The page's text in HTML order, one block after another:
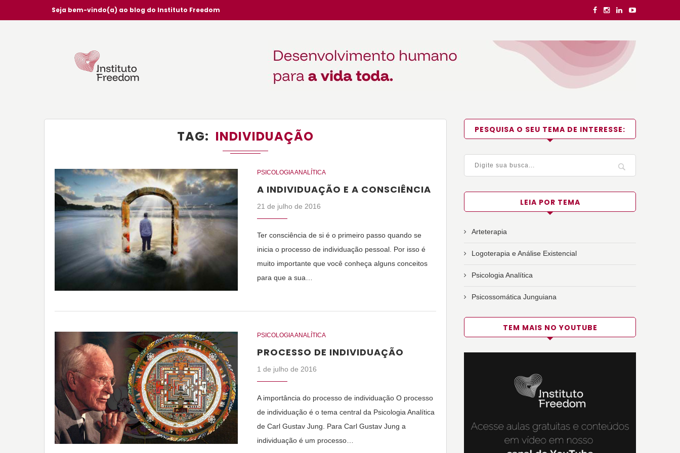
Seja bem-vindo(a) ao blog do Instituto Freedom
TAG INDIVIDUAÇÃO
PSICOLOGIA ANALÍTICA
A INDIVIDUAÇÃO E A CONSCIÊNCIA
21 de julho de 2016
Ter consciência de si é o primeiro passo quando se
inicia o processo de individuação pessoal. Por isso é
muito importante que você conheça alguns conceitos
para que a sua…
PSICOLOGIA ANALÍTICA
PROCESSO DE INDIVIDUAÇÃO
1 de julho de 2016
A importância do processo de individuação O processo
de individuação é o tema central da Psicologia Analítica
de Carl Gustav Jung. Para Carl Gustav Jung a
individuação é um processo…
PESQUISA O SEU TEMA DE INTERESSE:
LEIA POR TEMA
Arteterapia
Logoterapia e Análise Existencial
Psicologia Analítica
Psicossomática Junguiana
TEM MAIS NO YOUTUBE